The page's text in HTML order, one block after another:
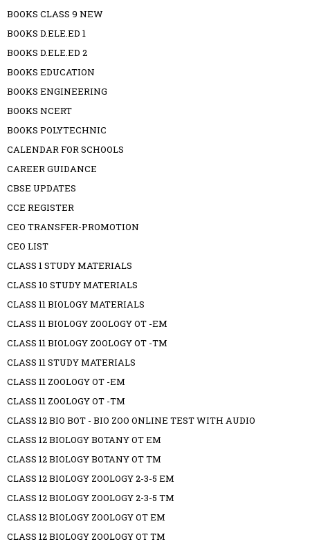
BOOKS CLASS 9 NEW
BOOKS D.ELE.ED 1
BOOKS D.ELE.ED 2
BOOKS EDUCATION
BOOKS ENGINEERING
BOOKS NCERT
BOOKS POLYTECHNIC
CALENDAR FOR SCHOOLS
CAREER GUIDANCE
CBSE UPDATES
CCE REGISTER
CEO TRANSFER-PROMOTION
CEO LIST
CLASS 1 STUDY MATERIALS
CLASS 10 STUDY MATERIALS
CLASS 11 BIOLOGY MATERIALS
CLASS 11 BIOLOGY ZOOLOGY OT -EM
CLASS 11 BIOLOGY ZOOLOGY OT -TM
CLASS 11 STUDY MATERIALS
CLASS 11 ZOOLOGY OT -EM
CLASS 11 ZOOLOGY OT -TM
CLASS 12 BIO BOT - BIO ZOO ONLINE TEST WITH AUDIO
CLASS 12 BIOLOGY BOTANY OT EM
CLASS 12 BIOLOGY BOTANY OT TM
CLASS 12 BIOLOGY ZOOLOGY 2-3-5 EM
CLASS 12 BIOLOGY ZOOLOGY 2-3-5 TM
CLASS 12 BIOLOGY ZOOLOGY OT EM
CLASS 12 BIOLOGY ZOOLOGY OT TM